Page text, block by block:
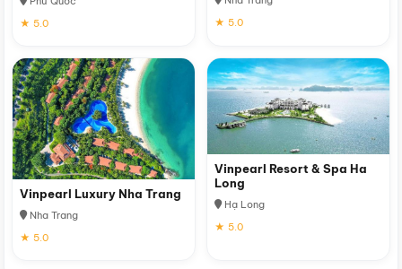
★ 5.0
★ 5.0
Vinpearl Luxury Nha Trang
Nha Trang
★ 5.0
Vinpearl Resort & Spa Ha
Long
Hạ Long
★ 5.0